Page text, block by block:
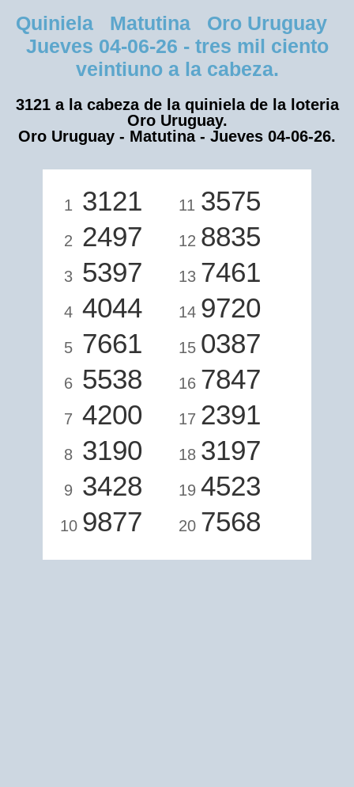
Quiniela Matutina Oro Uruguay
Jueves 04-06-26 - tres mil ciento
veintiuno a la cabeza.
3121 a la cabeza de la quiniela de la loteria
Oro Uruguay.
Oro Uruguay - Matutina - Jueves 04-06-26.
1 3121
2 2497
3 5397
4 4044
5 7661
6 5538
7 4200
8 3190
9 3428
10 9877
11 3575
12 8835
13 7461
14 9720
15 0387
16 7847
17 2391
18 3197
19 4523
20 7568